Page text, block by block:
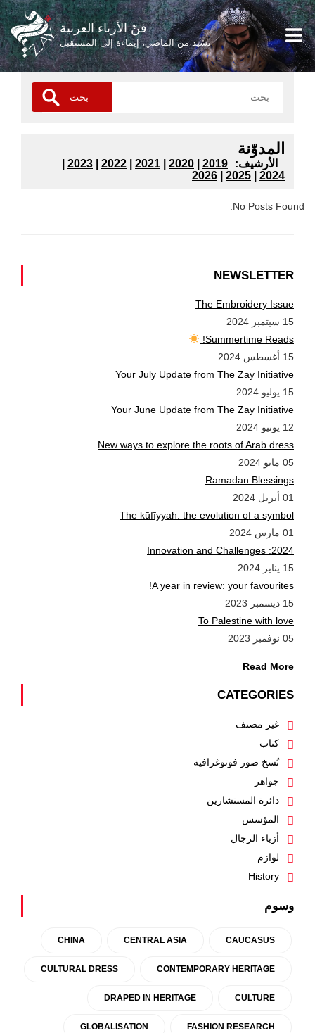
فنّ الأزياء العربية
نشيد من الماضي، إيماءة إلى المستقبل
المدوّنة
:الأرشيف 2019
2020
2021
2022
2023
2024
2025
2026
No Posts Found.
NEWSLETTER
The Embroidery Issue
15 سبتمبر 2024
Summertime Reads!
15 أغسطس 2024
Your July Update from The Zay Initiative
15 يوليو 2024
Your June Update from The Zay Initiative
12 يونيو 2024
New ways to explore the roots of Arab dress
05 مايو 2024
Ramadan Blessings
01 أبريل 2024
The kūfīyyah: the evolution of a symbol
01 مارس 2024
2024: Innovation and Challenges
15 يناير 2024
A year in review: your favourites!
15 ديسمبر 2023
To Palestine with love
05 نوفمبر 2023
Read More
CATEGORIES
غير مصنف
كتاب
نُسخ صور فوتوغرافية
جواهر
دائرة المستشارين
المؤسس
أزياء الرجال
لوازم
History
وسوم
CAUCASUS
CENTRAL ASIA
CHINA
CONTEMPORARY HERITAGE
CULTURAL DRESS
CULTURE
DRAPED IN HERITAGE
FASHION RESEARCH
GLOBALISATION